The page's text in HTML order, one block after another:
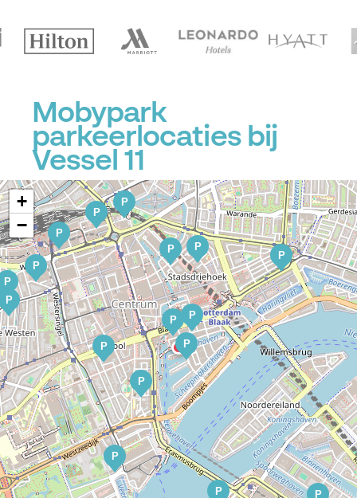
Mobypark
parkeerlocaties bij
Vessel 11
P
P
P
P
P
P P
P
P
P
P
P
P
P
P
P
P
P
P
+
−